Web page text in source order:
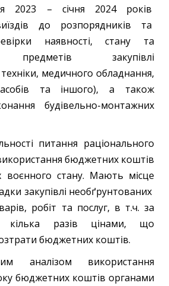
2023 – січня 2024 років
до розпорядників та
наявності, стану та
предметів закупівлі
медичного обладнання,
та іншого), а також
будівельно-монтажних
питання раціонального
бюджетних коштів
воєнного стану. Мають місце
закупівлі необґрунтованих
робіт та послуг, в т.ч. за
разів цінами, що
бюджетних коштів.
аналізом використання
бюджетних коштів органами